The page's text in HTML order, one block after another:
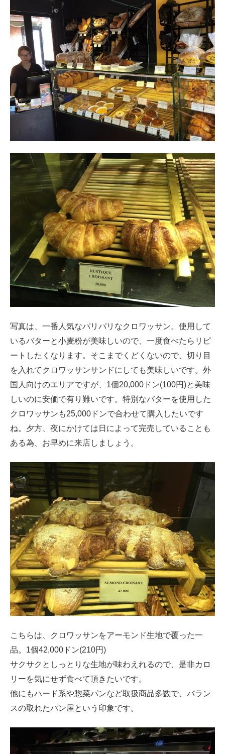
写真は、一番人気なパリパリなクロワッサン。使用して
いるバターと小麦粉が美味しいので、一度食べたらリピ
ートしたくなります。そこまでくどくないので、切り目
を入れてクロワッサンサンドにしても美味しいです。外
国人向けのエリアですが、1個20,000ドン(100円)と美味
しいのに安価で有り難いです。特別なバターを使用した
クロワッサンも25,000ドンで合わせて購入したいです
ね。夕方、夜にかけては日によって完売していることも
ある為、お早めに来店しましょう。
こちらは、クロワッサンをアーモンド生地で覆った一
品。1個42,000ドン(210円)
サクサクとしっとりな生地が味わえれるので、是非カロ
リーを気にせず食べて頂きたいです。
他にもハード系や惣菜パンなど取扱商品多数で、バラン
スの取れたパン屋という印象です。